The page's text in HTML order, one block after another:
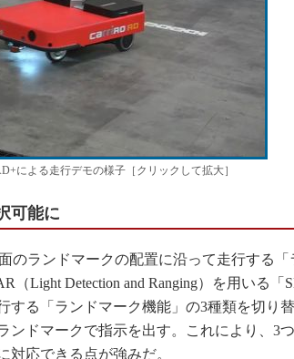
による走行デモの様子［クリックして拡大］
可能に
ランドマークの配置に沿って走行する「
（Light Detection and Ranging）を用いる「
する「ランドマーク機能」の3種類を切り
ンドマークで指示を出す。これにより、3
対応できる点が強みだ。